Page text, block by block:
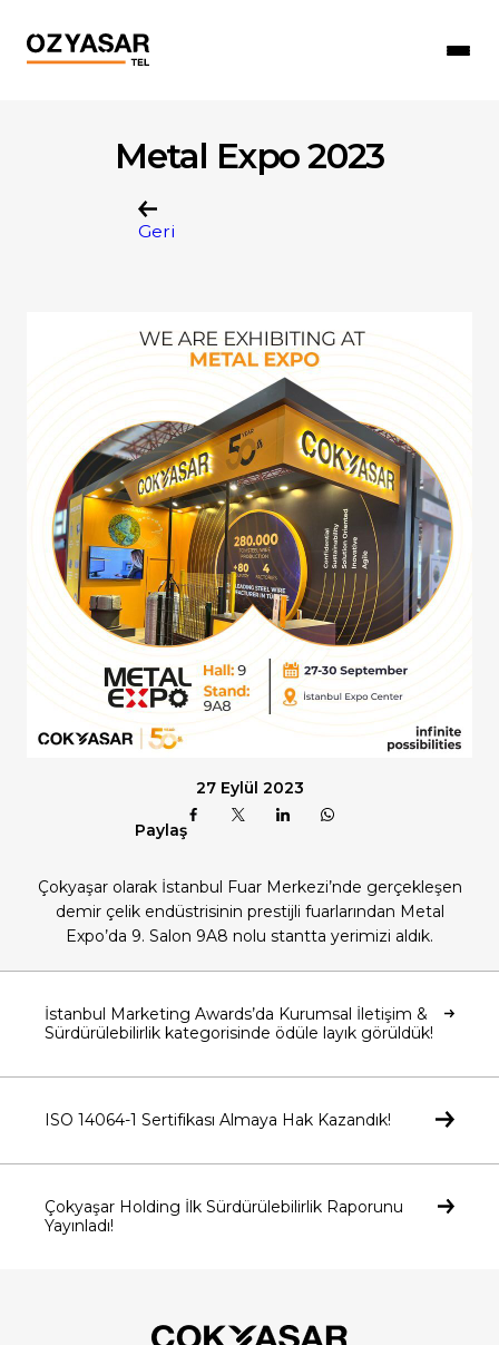
Metal Expo 2023
Geri
Çokyaşar olarak İstanbul Fuar Merkezi’nde gerçekleşen
demir çelik endüstrisinin prestijli fuarlarından Metal
Expo’da 9. Salon 9A8 nolu stantta yerimizi aldık.
Paylaş
27 Eylül 2023
İstanbul Marketing Awards’da Kurumsal İletişim &
Sürdürülebilirlik kategorisinde ödüle layık görüldük!
ISO 14064-1 Sertifikası Almaya Hak Kazandık!
Çokyaşar Holding İlk Sürdürülebilirlik Raporunu
Yayınladı!